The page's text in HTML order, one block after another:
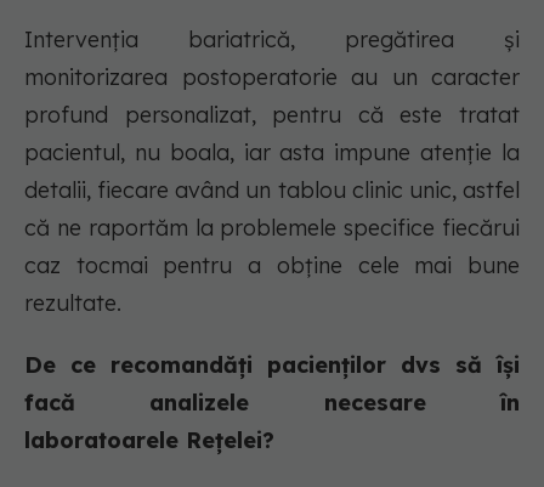
Intervenția bariatrică, pregătirea și
monitorizarea postoperatorie au un caracter
profund personalizat, pentru că este tratat
pacientul, nu boala, iar asta impune atenție la
detalii, fiecare având un tablou clinic unic, astfel
că ne raportăm la problemele specifice fiecărui
caz tocmai pentru a obține cele mai bune
rezultate.
De ce recomandăți pacienților dvs să își
facă analizele necesare în
laboratoarele Rețelei?